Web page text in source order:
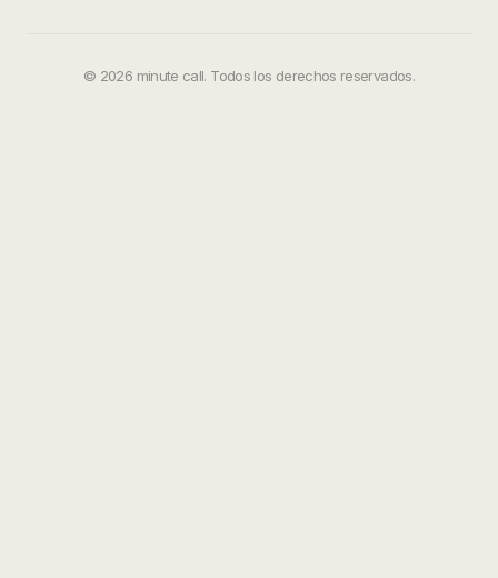
© 2026 minute call. Todos los derechos reservados.